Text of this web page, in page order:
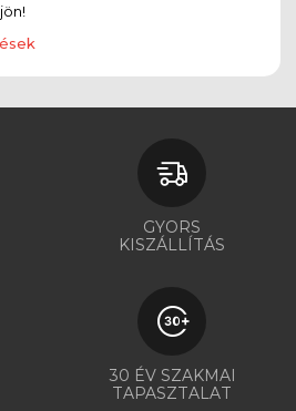
GYORS
KISZÁLLÍTÁS
30 ÉV SZAKMAI
TAPASZTALAT